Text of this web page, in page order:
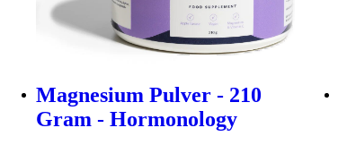
Magnesium Pulver - 210
Gram - Hormonology